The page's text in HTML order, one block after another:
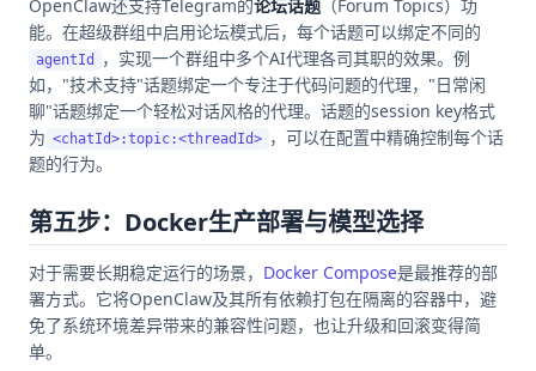
OpenClaw还支持Telegram的论坛话题 （Forum Topics）功
能。在超级群组中启用论坛模式后，每个话题可以绑定不同的
agentId
，实现一个群组中多个AI代理各司其职的效果。例
如，"技术支持"话题绑定一个专注于代码问题的代理，"日常闲
聊"话题绑定一个轻松对话风格的代理。话题的session key格式
为 <chatId>:topic:<threadId> ，可以在配置中精确控制每个话
题的行为。
第五步：Docker生产部署与模型选择
对于需要长期稳定运行的场景， Docker Compose是最推荐的部
署方式。它将OpenClaw及其所有依赖打包在隔离的容器中，避
免了系统环境差异带来的兼容性问题，也让升级和回滚变得简
单。